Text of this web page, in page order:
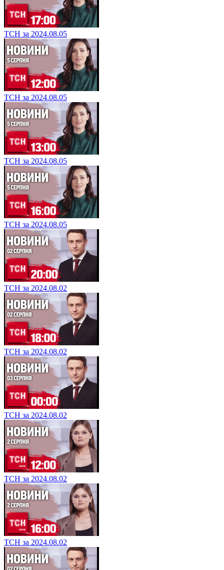
ТСН за 2024.08.05
ТСН за 2024.08.05
ТСН за 2024.08.05
ТСН за 2024.08.05
ТСН за 2024.08.02
ТСН за 2024.08.02
ТСН за 2024.08.02
ТСН за 2024.08.02
ТСН за 2024.08.02